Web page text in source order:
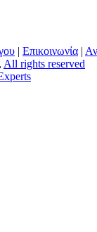
| Επικοινωνία |
All rights reserved